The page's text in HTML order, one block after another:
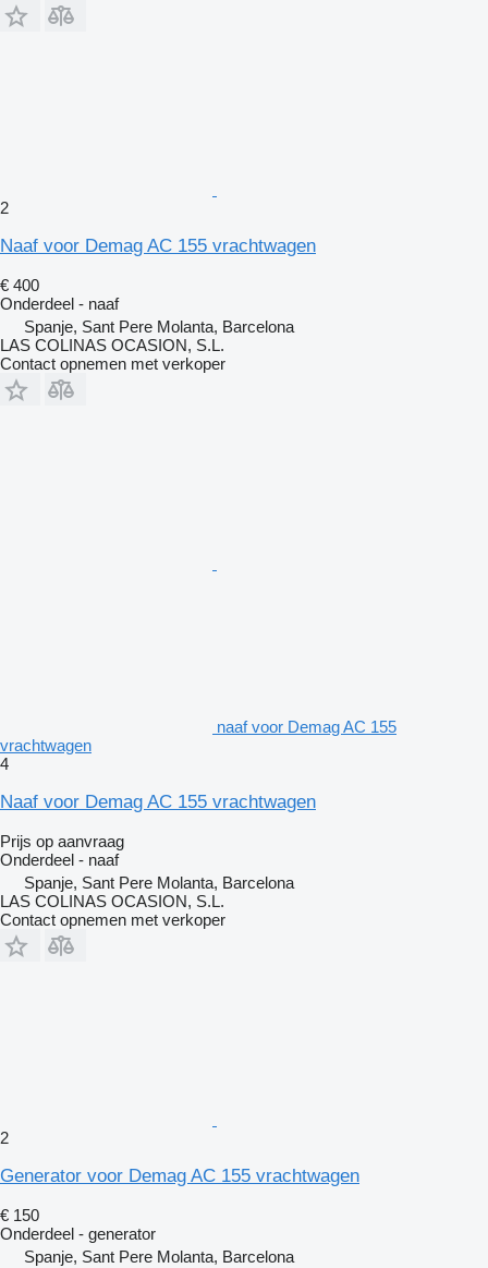
2
Naaf voor Demag AC 155 vrachtwagen
€ 400
Onderdeel - naaf
Spanje, Sant Pere Molanta, Barcelona
LAS COLINAS OCASION, S.L.
Contact opnemen met verkoper
naaf voor Demag AC 155
vrachtwagen
4
Naaf voor Demag AC 155 vrachtwagen
Prijs op aanvraag
Onderdeel - naaf
Spanje, Sant Pere Molanta, Barcelona
LAS COLINAS OCASION, S.L.
Contact opnemen met verkoper
2
Generator voor Demag AC 155 vrachtwagen
€ 150
Onderdeel - generator
Spanje, Sant Pere Molanta, Barcelona